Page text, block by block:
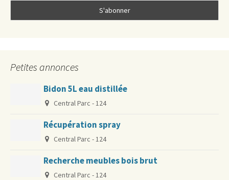
Petites annonces
Bidon 5L eau distillée
Central Parc - 124
Récupération spray
Central Parc - 124
Recherche meubles bois brut
Central Parc - 124